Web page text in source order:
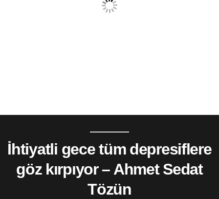
İhtiyatli gece tüm depresiflere
göz kırpıyor – Ahmet Sedat
Tözün